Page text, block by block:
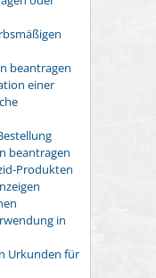
beantragen
einer
beantragen
Produkten
in
Urkunden für